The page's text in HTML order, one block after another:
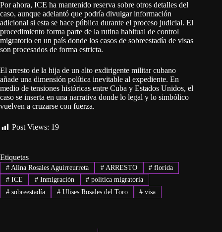
Por ahora, ICE ha mantenido reserva sobre otros detalles del
caso, aunque adelantó que podría divulgar información
adicional si esta se hace pública durante el proceso judicial. El
procedimiento forma parte de la rutina habitual de control
migratorio en un país donde los casos de sobreestadía de visas
son procesados de forma estricta.
El arresto de la hija de un alto exdirigente militar cubano
añade una dimensión política inevitable al expediente. En
medio de tensiones históricas entre Cuba y Estados Unidos, el
caso se inserta en una narrativa donde lo legal y lo simbólico
vuelven a cruzarse con fuerza.
Post Views: 19
Etiquetas
#Alina Rosales Aguirreurreta #ARRESTO # florida
#ICE #Inmigración # política migratoria
#sobreestadía #Ulises Rosales del Toro # visa